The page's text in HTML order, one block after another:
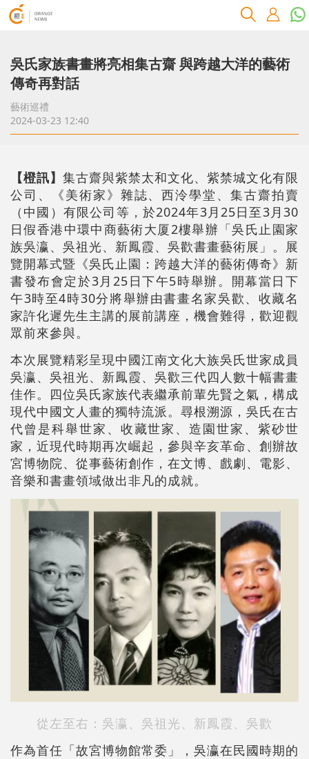
吳氏家族書畫將亮相集古齋 與跨越大洋的藝術
傳奇再對話
藝術巡禮
2024-03-23 12:40
【橙訊】 集古齋與紫禁太和文化、紫禁城文化有限
公司、《美術家》雜誌、西泠學堂、集古齋拍賣
（中國）有限公司等，於2024年3月25日至3月30
日假香港中環中商藝術大厦2樓舉辦「吳氏止園家
族吳瀛、吳祖光、新鳳霞、吳歡書畫藝術展」。展
覽開幕式暨《吳氏止園：跨越大洋的藝術傳奇》新
書發布會定於3月25日下午5時舉辦。開幕當日下
午3時至4時30分將舉辦由書畫名家吳歡、收藏名
家許化遲先生主講的展前講座，機會難得，歡迎觀
眾前來參與。
本次展覽精彩呈現中國江南文化大族吳氏世家成員
吳瀛、吳祖光、新鳳霞、吳歡三代四人數十幅書畫
佳作。四位吳氏家族代表繼承前輩先賢之氣，構成
現代中國文人畫的獨特流派。尋根溯源，吳氏在古
代曾是科舉世家、收藏世家、造園世家、紫砂世
家，近現代時期再次崛起，參與辛亥革命、創辦故
宮博物院、從事藝術創作，在文博、戲劇、電影、
音樂和書畫領域做出非凡的成就。
從左至右：吳瀛、吳祖光、新鳳霞、吳歡
作為首任「故宮博物館常委」，吳瀛在民國時期的